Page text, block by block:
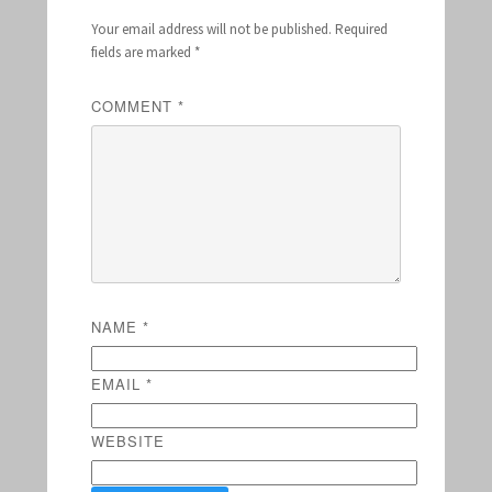
Your email address will not be published. Required
fields are marked *
COMMENT *
NAME *
EMAIL *
WEBSITE